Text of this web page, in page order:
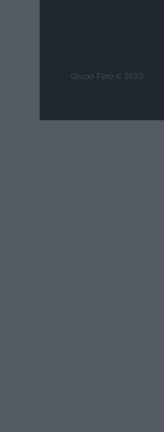
Grupo Faro © 2023